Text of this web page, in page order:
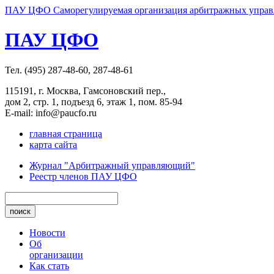
ПАУ ЦФО Саморегулируемая организация арбитражных
ПАУ ЦФО
Тел. (495) 287-48-60, 287-48-61
115191, г. Москва, Гамсоновский пер.,
дом 2, стр. 1, подъезд 6, этаж 1, пом. 85-94
E-mail: info@paucfo.ru
главная страница
карта сайта
Журнал "Арбитражный управляющий"
Реестр членов ПАУ ЦФО
Новости
Об
организации
Как стать